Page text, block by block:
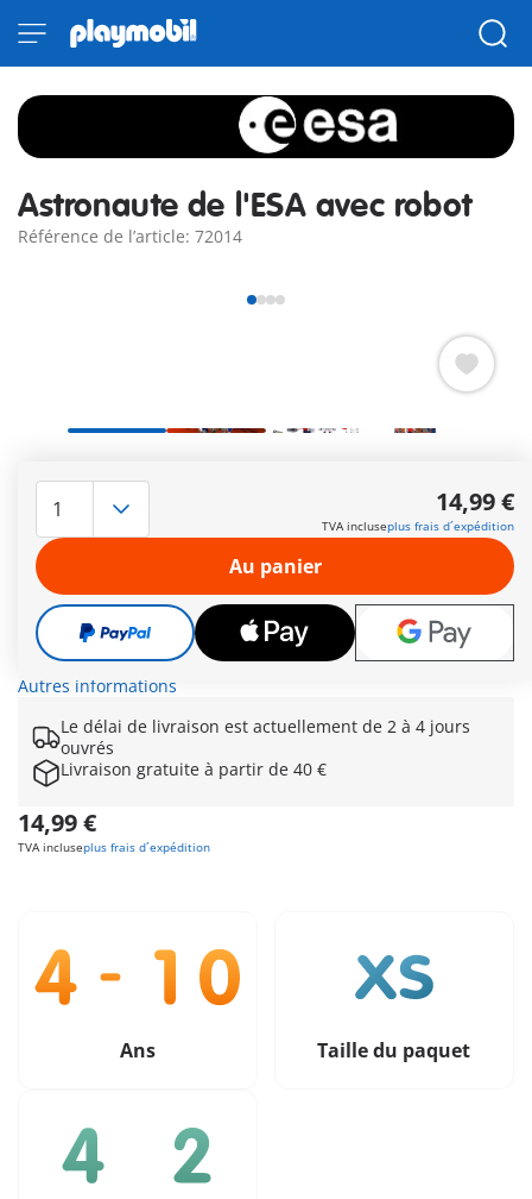
Astronaute de l'ESA avec robot
Référence de l’article: 72014
(ESA) – PLAYMOBIL apporte la fascination de l’exploration de
l’espace directement dans la chambre des enfants ! Avec son
fidèle robot, compagnon agile et rapide sur Mars, l’astronaute
collecte des échantillons passionnants sur la planète rouge.
Le robot à bras articulé aide à ramasser les pierres,et à
explorer même les endroits les plus difficiles d’accès. Parfait
donc pour compléter la grande mission sur Mars – idéal pour
les petit(e)s chercheurs/ chercheuses et explorateurs/
exploratrices en herbe !
Autres informations
Le délai de livraison est actuellement de 2 à 4 jours
ouvrés
Livraison gratuite à partir de 40 €
14,99 €
TVA incluseplus frais d´expédition
14,99 €
TVA incluseplus frais d´expédition
Au panier
Ans Taille du paquet